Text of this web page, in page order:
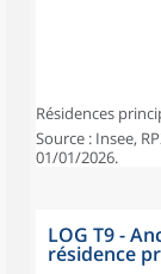
Résidences
Source : Insee,
01/01/2026.
LOG T9 -
résidence